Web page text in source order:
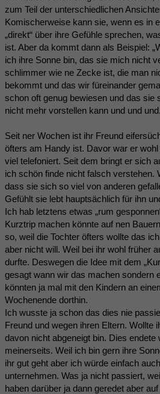
zum Teil der unterschiedlichen
Komischerweise kann sie, wenn es in
„direkt“ über ihre Gefühle sprechen,
ist. Aber da kommt dann als Beispiel:
ich ihre Sonne bin, das sie mich nicht
schlimmer wie ne Zecke ist, die man
bekommt und das wir füreinander
schon oft genug bewiesen und das sie
nicht mehr vorstellen kann und und und.
Seit ner Wochen ist ihr Freund
öfters am Handy ist. Davor war er
viel telefoniert. Seit dem bringt er sich
ich schön finde nicht falsch verstehen.
dass sie sich so viel von anderen
Gefühlt sie lebt hauptsächlich für ihn
Ich hab letztens etwas „rum
Kurztrip machen könnte auf nen
so, weil die Tochter öfters wollte das
aber nicht will. Weil bei ihr wohl früher
durfte. Deswegen die Idee mit dem
gesagt wann wir das machen sondern
könnten ja mal mit den Kindern an
Wochenende dorthin.
Ich wusste ja schon das dies nie
Freund und wegen ihren Eltern. Wollte
davon nicht abgeneigt bin. Dies
meinerseits. Weil ich bin gern ihre
ihr gut geht aber ich würde einfach
unternehmen. Was ja nicht passiert,
haben darüber ja dann geredet aber